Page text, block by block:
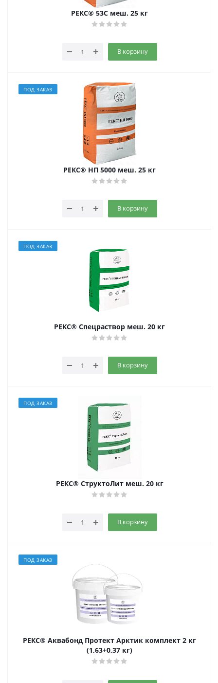
РЕКС® 53С меш. 25 кг
В корзину
ПОД ЗАКАЗ
РЕКС® НП 5000 меш. 25 кг
В корзину
ПОД ЗАКАЗ
РЕКС® Спецраствор меш. 20 кг
В корзину
ПОД ЗАКАЗ
РЕКС® СтруктоЛит меш. 20 кг
В корзину
ПОД ЗАКАЗ
РЕКС® Аквабонд Протект Арктик комплект 2 кг
(1,63+0,37 кг)